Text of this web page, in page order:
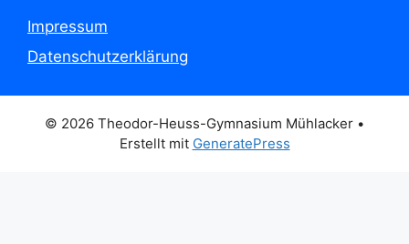
Impressum
Datenschutzerklärung
© 2026 Theodor-Heuss-Gymnasium Mühlacker •
Erstellt mit GeneratePress